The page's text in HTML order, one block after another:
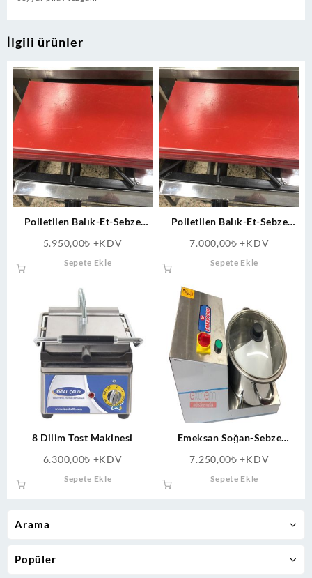
Arama
Popüler
İlgili ürünler
Polietilen Balık-Et-Sebze
5.950,00₺ +KDV
Sepete Ekle
Polietilen Balık-Et-Sebze
7.000,00₺ +KDV
Sepete Ekle
8 Dilim Tost Makinesi
6.300,00₺ +KDV
Sepete Ekle
Emeksan Soğan-Sebze
Öğütme Makinası
7.250,00₺ +KDV
Sepete Ekle